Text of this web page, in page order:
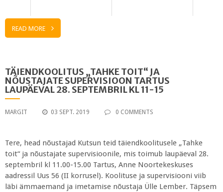
READ MORE
TÄIENDKOOLITUS „TAHKE TOIT“ JA
NÕUSTAJATE SUPERVISIOON TARTUS
LAUPÄEVAL 28. SEPTEMBRIL KL 11-15
MARGIT 03 SEPT. 2019 0 COMMENTS
Tere, head nõustajad Kutsun teid täiendkoolitusele „Tahke
toit“ ja nõustajate supervisioonile, mis toimub laupäeval 28.
septembril kl 11.00-15.00 Tartus, Anne Noortekeskuses
aadressil Uus 56 (II korrusel). Koolituse ja supervisiooni viib
läbi ämmaemand ja imetamise nõustaja Ülle Lember. Täpsem